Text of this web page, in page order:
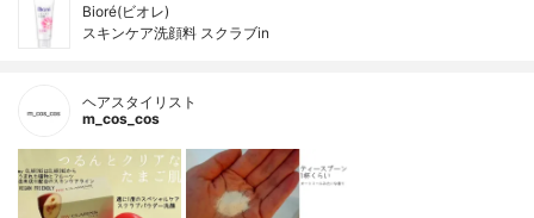
Bioré(ビオレ)
スキンケア洗顔料 スクラブin
ヘアスタイリスト
m_cos_cos